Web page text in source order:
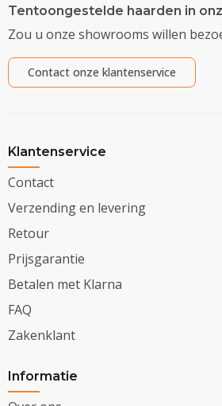
Tentoongestelde haarden in
Zou u onze showrooms willen
Contact onze klantenservice
Klantenservice
Contact
Verzending en levering
Retour
Prijsgarantie
Betalen met Klarna
FAQ
Zakenklant
Informatie